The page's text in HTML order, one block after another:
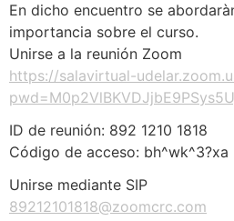
En dicho encuentro se
importancia sobre el curso.
Unirse a la reunión Zoom
https://salavirtual-
ID de reunión: 892 1210 1818
Código de acceso: bh^wk^3?xa
Unirse mediante SIP
89212101818@zoomcrc.com